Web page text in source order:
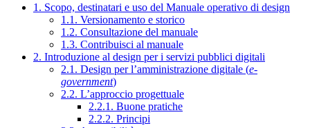
1. Scopo, destinatari e uso del Manuale operativo di design
1.1. Versionamento e storico
1.2. Consultazione del manuale
1.3. Contribuisci al manuale
2. Introduzione al design per i servizi pubblici digitali
2.1. Design per l’amministrazione digitale (e-
government)
2.2. L’approccio progettuale
2.2.1. Buone pratiche
2.2.2. Principi